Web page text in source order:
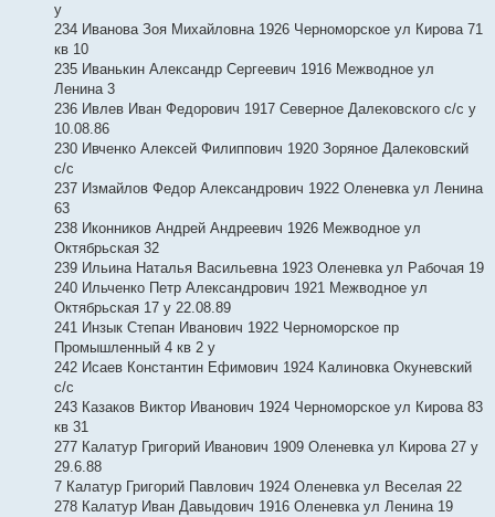
у
234 Иванова Зоя Михайловна 1926 Черноморское ул Кирова 71
кв 10
235 Иванькин Александр Сергеевич 1916 Межводное ул
Ленина 3
236 Ивлев Иван Федорович 1917 Северное Далековского с/с у
10.08.86
230 Ивченко Алексей Филиппович 1920 Зоряное Далековский
с/с
237 Измайлов Федор Александрович 1922 Оленевка ул Ленина
63
238 Иконников Андрей Андреевич 1926 Межводное ул
Октябрьская 32
239 Ильина Наталья Васильевна 1923 Оленевка ул Рабочая 19
240 Ильченко Петр Александрович 1921 Межводное ул
Октябрьская 17 у 22.08.89
241 Инзык Степан Иванович 1922 Черноморское пр
Промышленный 4 кв 2 у
242 Исаев Константин Ефимович 1924 Калиновка Окуневский
с/с
243 Казаков Виктор Иванович 1924 Черноморское ул Кирова 83
кв 31
277 Калатур Григорий Иванович 1909 Оленевка ул Кирова 27 у
29.6.88
7 Калатур Григорий Павлович 1924 Оленевка ул Веселая 22
278 Калатур Иван Давыдович 1916 Оленевка ул Ленина 19